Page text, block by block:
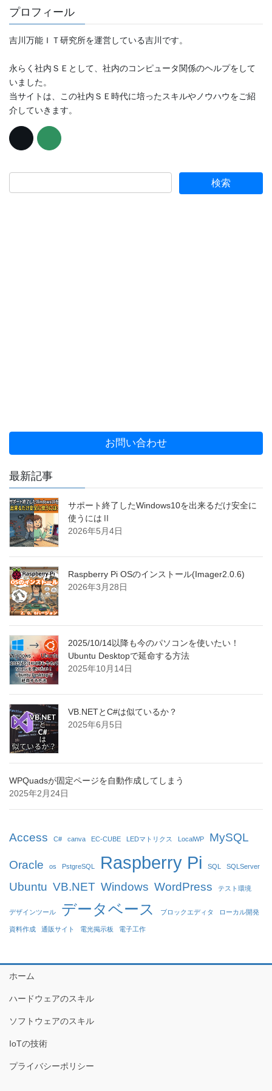
プロフィール
吉川万能ＩＴ研究所を運営している吉川です。
永らく社内ＳＥとして、社内のコンピュータ関係のヘルプをして
いました。
当サイトは、この社内ＳＥ時代に培ったスキルやノウハウをご紹
介していきます。
お問い合わせ
最新記事
サポート終了したWindows10を出来るだけ安全に
使うにはⅡ
2026年5月4日
Raspberry Pi OSのインストール(Imager2.0.6)
2026年3月28日
2025/10/14以降も今のパソコンを使いたい！
Ubuntu Desktopで延命する方法
2025年10月14日
VB.NETとC#は似ているか？
2025年6月5日
WPQuadsが固定ページを自動作成してしまう
2025年2月24日
Access C# canva EC-CUBE LEDマトリクス LocalWP MySQL
Oracle os PstgreSQL Raspberry Pi SQL SQLServer
Ubuntu VB.NET Windows WordPress テスト環境
デザインツール データベース ブロックエディタ ローカル開発
資料作成 通販サイト 電光掲示板 電子工作
ホーム
ハードウェアのスキル
ソフトウェアのスキル
IoTの技術
プライバシーポリシー